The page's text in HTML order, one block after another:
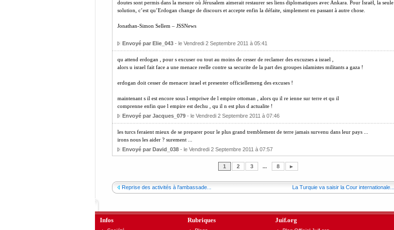
doutes sont permis dans la mesure où Jérusalem aimerait restaurer ses liens diplomatiques avec Ankara. Pour Israël, la seule
solution, c’est qu’Erdogan change de discours et accepte enfin la défaite, simplement en passant à autre chose.
Jonathan-Simon Sellem – JSSNews
Envoyé par Elie_043- le Vendredi 2 Septembre 2011 à 05:41
qu attend erdogan , pour s excuser ou tout au moins de cesser de reclamer des excuzses a israel ,
alors u israel fait face a une menace reelle contre sa securite de la part des groupes islamistes militants a gaza !
erdogan doit cesser de menacer israel et presenter officiellemeng des excuses !
maintenant s il est encore sous l empriwe de l empire ottoman , alors qu il re ienne sur terre et qu il
comprenne enfin que l empire est dechu , qu il n est plus d actualite !
Envoyé par Jacques_079- le Vendredi 2 Septembre 2011 à 07:46
les turcs feraient mieux de se preparer pour le plus grand tremblement de terre jamais survenu dans leur pays ...
irons nous les aider ? surement ...
Envoyé par David_038- le Vendredi 2 Septembre 2011 à 07:57
1 2 3 ... 8 ►
Reprise des activités à l'ambassade... La Turquie va saisir la Cour internationale...
Infos Rubriques Juif.org